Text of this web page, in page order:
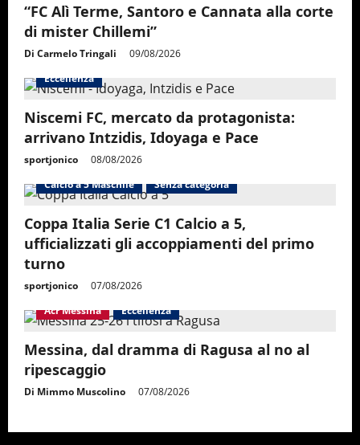
“FC Alì Terme, Santoro e Cannata alla corte
di mister Chillemi”
Di Carmelo Tringali
09/08/2026
Eccellenza
Niscemi FC, mercato da protagonista:
arrivano Intzidis, Idoyaga e Pace
sportjonico
08/08/2026
Calcio a 5 Maschile
Senza categoria
Coppa Italia Serie C1 Calcio a 5,
ufficializzati gli accoppiamenti del primo
turno
sportjonico
07/08/2026
Acr Messina
Eccellenza
Messina, dal dramma di Ragusa al no al
ripescaggio
Di Mimmo Muscolino 07/08/2026